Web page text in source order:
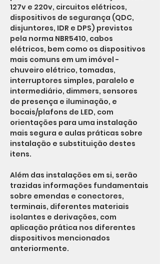
127v e 220v, circuitos elétricos,
dispositivos de segurança (QDC,
disjuntores, IDR e DPS) previstos
pela norma NBR5410, cabos
elétricos, bem como os dispositivos
mais comuns em um imóvel -
chuveiro elétrico, tomadas,
interruptores simples, paralelo e
intermediário, dimmers, sensores
de presença e iluminação, e
bocais/plafons de LED, com
orientações para uma instalação
mais segura e aulas práticas sobre
instalação e substituição destes
itens.
Além das instalações em si, serão
trazidas informações fundamentais
sobre emendas e conectores,
terminais, diferentes materiais
isolantes e derivações, com
aplicação prática nos diferentes
dispositivos mencionados
anteriormente.